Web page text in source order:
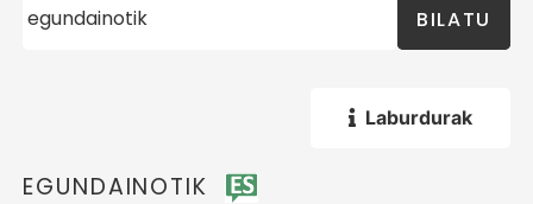
BILATU
Laburdurak
EGUNDAINOTIK